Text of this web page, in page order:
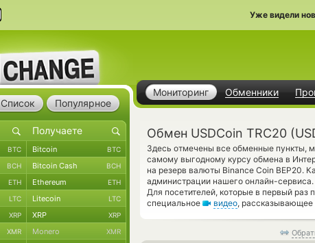
Уже видели
Мониторинг Обменники
Обмен USDCoin TRC20
Здесь отмечены все обменные пункты,
самому выгодному курсу обмена в
на резерв валюты Binance Coin BEP20.
администрации нашего онлайн-сервиса.
Для посетителей, которые в первый
специальное
видео, рассказывающее
Список Популярное
BTC Bitcoin BTC
BCH Bitcoin Cash BCH
ETH Ethereum ETH
LTC Litecoin LTC
XRP XRP XRP
XMR Monero XMR